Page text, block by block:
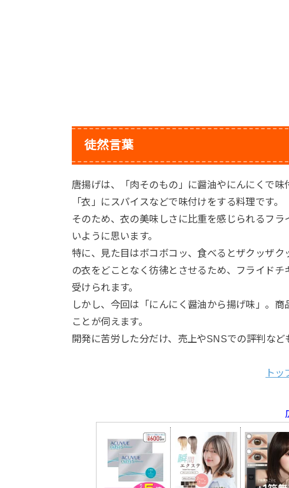
徒然言葉
唐揚げは、「肉そのもの」に醤油やにんにくで味
「衣」にスパイスなどで味付けをする料理です。
そのため、衣の美味しさに比重を感じられるフ
いように思います。
特に、見た目はボコボコッ、食べるとザクッザ
の衣をどことなく彷彿とさせるため、フライド
受けられます。
しかし、今回は「にんにく醤油から揚げ味」。
ことが伺えます。
開発に苦労した分だけ、売上やSNSでの評判な
ト